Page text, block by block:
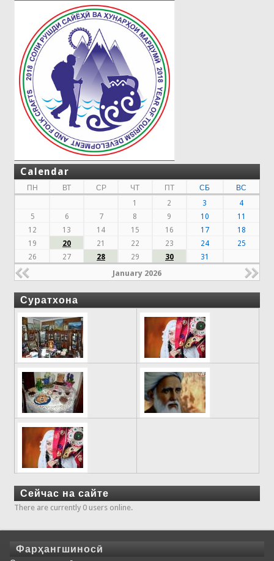
Calendar
ПН ВТ СР ЧТ ПТ СБ
ВС
1
2 3
4
5
6 7 8 9 10
11
12
13 14 15 16 17
18
19
20 21 22 23 24
25
26
27 28 29 30 31
January 2026
Суратхона
Сейчас на сайте
There are currently 0 users online.
Фарҳангшиносӣ